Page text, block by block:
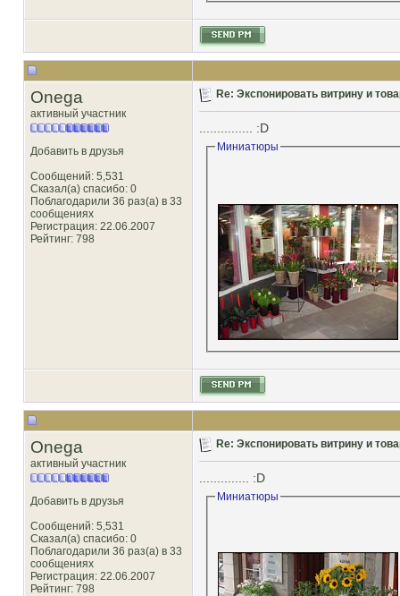
Onega
активный участник
Добавить в друзья
Сообщений: 5,531
Сказал(а) спасибо: 0
Поблагодарили 36 раз(а) в 33
сообщениях
Регистрация: 22.06.2007
Рейтинг: 798
Re: Экспонировать витрину и
............... :D
Миниатюры
Onega
активный участник
Добавить в друзья
Сообщений: 5,531
Сказал(а) спасибо: 0
Поблагодарили 36 раз(а) в 33
сообщениях
Регистрация: 22.06.2007
Рейтинг: 798
Re: Экспонировать витрину и
.............. :D
Миниатюры